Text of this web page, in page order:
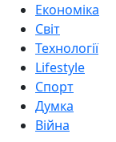
Економіка
Світ
Технології
Lifestyle
Спорт
Думка
Війна